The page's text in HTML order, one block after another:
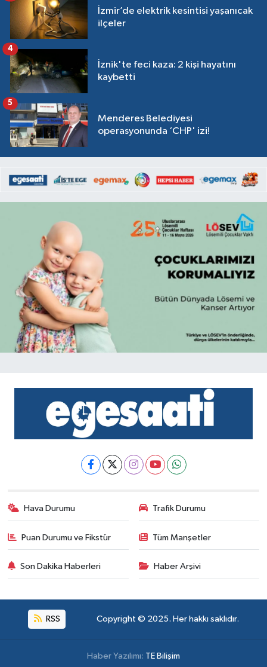
İzmir’de elektrik kesintisi yaşanıcak
ilçeler
İznik'te feci kaza: 2 kişi hayatını
kaybetti
4
Menderes Belediyesi
operasyonunda ‘CHP' izi!
5
Hava Durumu Trafik Durumu
Puan Durumu ve Fikstür Tüm Manşetler
Son Dakika Haberleri Haber Arşivi
RSS Copyright © 2025. Her hakkı saklıdır.
Haber Yazılımı: TE Bilişim